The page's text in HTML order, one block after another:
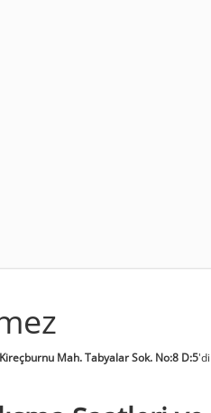
Kireçburnu Mah. Tabyalar Sok. No:8 D:5